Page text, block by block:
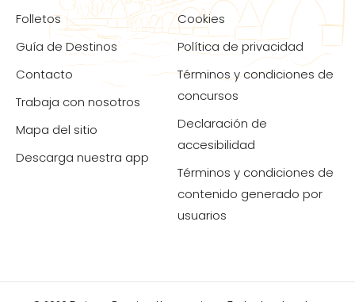
Folletos
Guía de Destinos
Contacto
Trabaja con nosotros
Mapa del sitio
Descarga nuestra app
Cookies
Política de privacidad
Términos y condiciones de
concursos
Declaración de
accesibilidad
Términos y condiciones de
contenido generado por
usuarios